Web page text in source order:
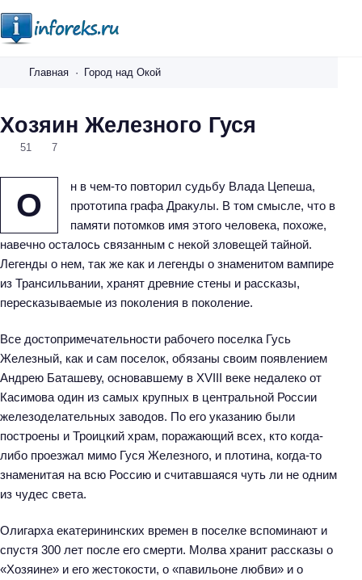
r
u
Главная Город над Окой
Хозяин Железного Гуся
51 7
О
н в чем-то повторил судьбу Влада Цепеша,
прототипа графа Дракулы. В том смысле, что в
памяти потомков имя этого человека, похоже,
навечно осталось связанным с некой зловещей тайной.
Легенды о нем, так же как и легенды о знаменитом вампире
из Трансильвании, хранят древние стены и рассказы,
пересказываемые из поколения в поколение.
Все достопримечательности рабочего поселка Гусь
Железный, как и сам поселок, обязаны своим появлением
Андрею Баташеву, основавшему в XVIII веке недалеко от
Касимова один из самых крупных в центральной России
железоделательных заводов. По его указанию были
построены и Троицкий храм, поражающий всех, кто когда-
либо проезжал мимо Гуся Железного, и плотина, когда-то
знаменитая на всю Россию и считавшаяся чуть ли не одним
из чудес света.
Олигарха екатерининских времен в поселке вспоминают и
спустя 300 лет после его смерти. Молва хранит рассказы о
«Хозяине» и его жестокости, о «павильоне любви» и о